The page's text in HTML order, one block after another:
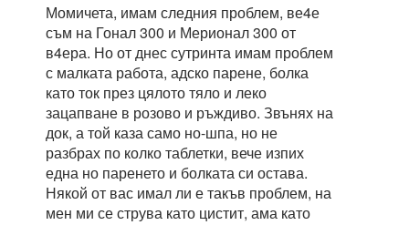
Момичета, имам следния проблем, ве4е
съм на Гонал 300 и Мерионал 300 от
в4ера. Но от днес сутринта имам проблем
с малката работа, адско парене, болка
като ток през цялото тяло и леко
зацапване в розово и ръждиво. Звънях на
док, а той каза само но-шпа, но не
разбрах по колко таблетки, вече изпих
една но паренето и болката си остава.
Някой от вас имал ли е такъв проблем, на
мен ми се струва като цистит, ама като